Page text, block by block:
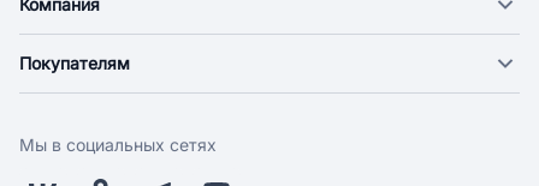
Компания
Новости
Поставщикам
Покупателям
Оплата
Мы в социальных сетях